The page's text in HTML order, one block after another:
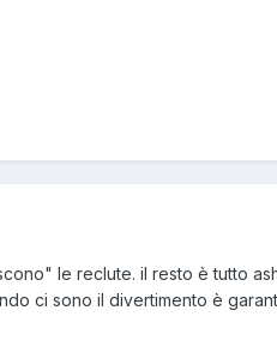
le reclute. il resto è tutto
ci sono il divertimento è